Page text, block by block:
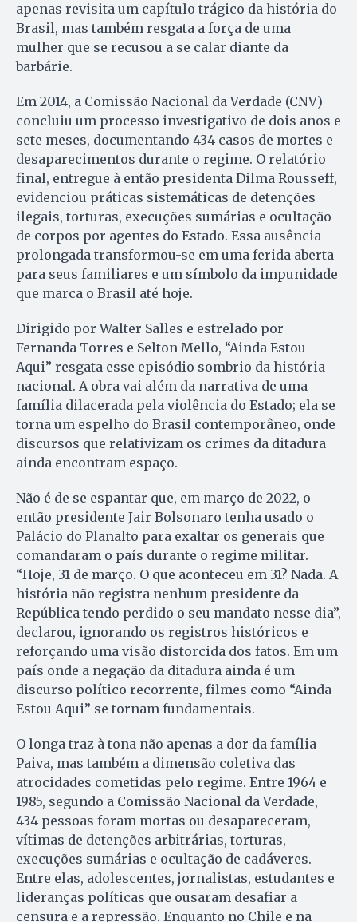
apenas revisita um capítulo trágico da história do
Brasil, mas também resgata a força de uma
mulher que se recusou a se calar diante da
barbárie.
Em 2014, a Comissão Nacional da Verdade (CNV)
concluiu um processo investigativo de dois anos e
sete meses, documentando 434 casos de mortes e
desaparecimentos durante o regime. O relatório
final, entregue à então presidenta Dilma Rousseff,
evidenciou práticas sistemáticas de detenções
ilegais, torturas, execuções sumárias e ocultação
de corpos por agentes do Estado. Essa ausência
prolongada transformou-se em uma ferida aberta
para seus familiares e um símbolo da impunidade
que marca o Brasil até hoje.
Dirigido por Walter Salles e estrelado por
Fernanda Torres e Selton Mello, “Ainda Estou
Aqui” resgata esse episódio sombrio da história
nacional. A obra vai além da narrativa de uma
família dilacerada pela violência do Estado; ela se
torna um espelho do Brasil contemporâneo, onde
discursos que relativizam os crimes da ditadura
ainda encontram espaço.
Não é de se espantar que, em março de 2022, o
então presidente Jair Bolsonaro tenha usado o
Palácio do Planalto para exaltar os generais que
comandaram o país durante o regime militar.
“Hoje, 31 de março. O que aconteceu em 31? Nada. A
história não registra nenhum presidente da
República tendo perdido o seu mandato nesse dia”,
declarou, ignorando os registros históricos e
reforçando uma visão distorcida dos fatos. Em um
país onde a negação da ditadura ainda é um
discurso político recorrente, filmes como “Ainda
Estou Aqui” se tornam fundamentais.
O longa traz à tona não apenas a dor da família
Paiva, mas também a dimensão coletiva das
atrocidades cometidas pelo regime. Entre 1964 e
1985, segundo a Comissão Nacional da Verdade,
434 pessoas foram mortas ou desapareceram,
vítimas de detenções arbitrárias, torturas,
execuções sumárias e ocultação de cadáveres.
Entre elas, adolescentes, jornalistas, estudantes e
lideranças políticas que ousaram desafiar a
censura e a repressão. Enquanto no Chile e na